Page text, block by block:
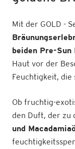
Mit der GOLD -
beiden Pre-Sun
Haut vor der
Feuchtigkeit, die
Ob fruchtig-
den Duft, der zu
und